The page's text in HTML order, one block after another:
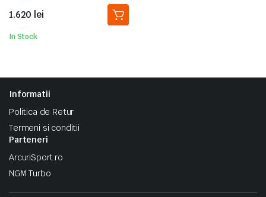
1.620 lei
In Stock
Informatii
Politica de Retur
Termeni si conditii
Parteneri
ArcuriSport.ro
NGM Turbo